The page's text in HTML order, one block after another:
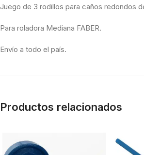
Juego de 3 rodillos para caños redondos
Para roladora Mediana FABER.
Envío a todo el país.
Productos relacionados